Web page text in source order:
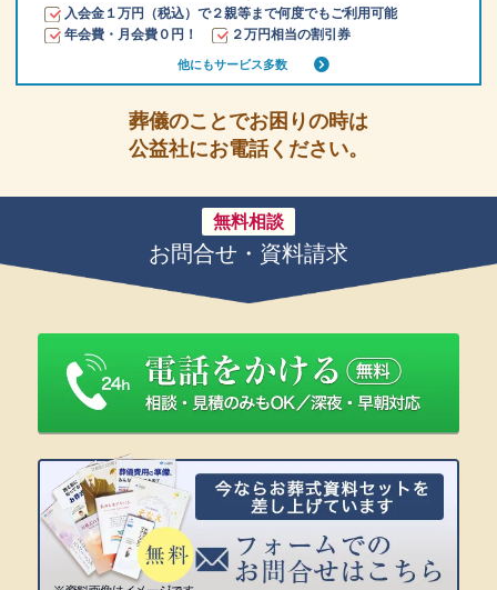
入会金１万円（税込）で２親等まで何度でもご利用可能
年会費・月会費０円！
２万円相当の割引券
他にもサービス多数
葬儀のことでお困りの時は
公益社にお電話ください。
無料相談
お問合せ・資料請求